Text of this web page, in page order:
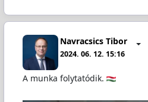
Navracsics Tibor
2024. 06. 12. 15:16
A munka folytatódik.